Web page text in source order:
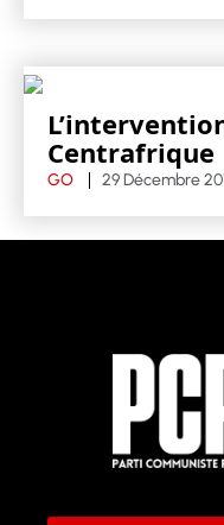
Centrafrique
GO 29 Décembre